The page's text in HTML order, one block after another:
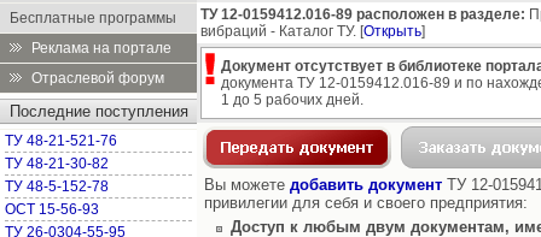
Бесплатные программы
Реклама на портале
Отраслевой форум
Последние поступления
ТУ 48-21-521-76
ТУ 48-21-30-82
ТУ 48-5-152-78
ОСТ 15-56-93
ТУ 26-0304-55-95
ТУ 12-0159412.016-89 расположен в разделе:
вибраций - Каталог ТУ. [Открыть]
Документ отсутствует в библиотеке
документа ТУ 12-0159412.016-89 и по
1 до 5 рабочих дней.
Вы можете добавить документ ТУ 12-
привилегии для себя и своего предприятия:
Доступ к любым двум документам,